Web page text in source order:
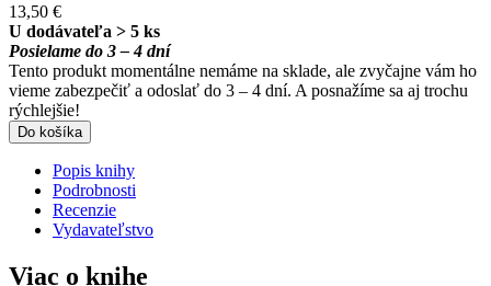
13,50 €
U dodávateľa > 5 ks
Posielame do 3 – 4 dní
Tento produkt momentálne nemáme na sklade, ale zvyčajne vám ho
vieme zabezpečiť a odoslať do 3 – 4 dní. A posnažíme sa aj trochu
rýchlejšie!
Do košíka
Popis knihy
Podrobnosti
Recenzie
Vydavateľstvo
Viac o knihe